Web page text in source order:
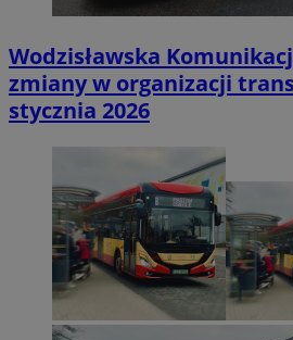
Wodzisławska
zmiany w organizacji
stycznia 2026